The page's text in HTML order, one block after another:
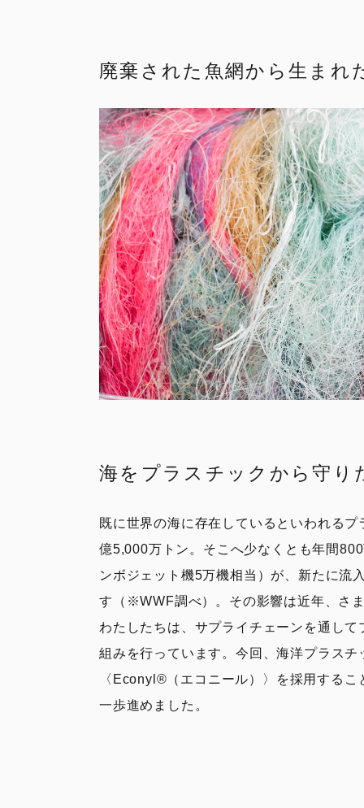
廃棄された魚網から生まれ
海をプラスチックから守り
既に世界の海に存在しているといわれる
億5,000万トン。そこへ少なくとも年間
ンボジェット機5万機相当）が、新たに流
す（※WWF調べ）。その影響は近年、さ
わたしたちは、サプライチェーンを通し
組みを行っています。今回、海洋プラス
〈Econyl®︎（エコニール）〉を採用する
一歩進めました。